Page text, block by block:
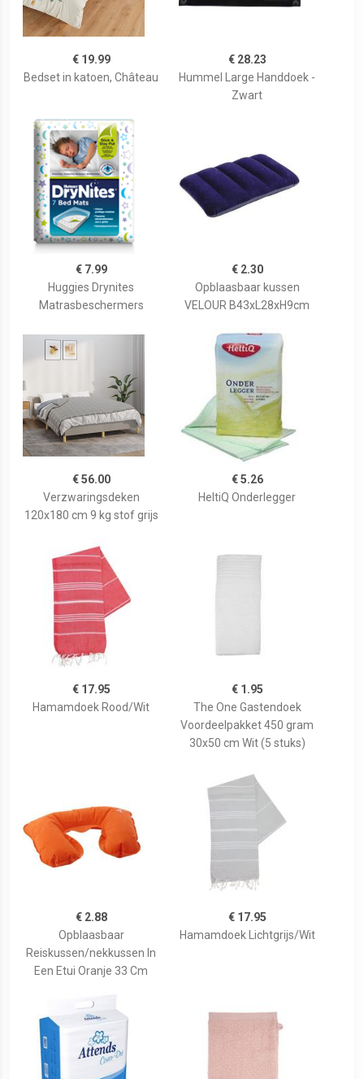
€ 19.99
Bedset in katoen, Château
€ 28.23
Hummel Large Handdoek -
Zwart
€ 7.99
Huggies Drynites
Matrasbeschermers
€ 2.30
Opblaasbaar kussen
VELOUR B43xL28xH9cm
€ 56.00
Verzwaringsdeken
120x180 cm 9 kg stof grijs
€ 5.26
HeltiQ Onderlegger
€ 17.95
Hamamdoek Rood/Wit
€ 1.95
The One Gastendoek
Voordeelpakket 450 gram
30x50 cm Wit (5 stuks)
€ 2.88
Opblaasbaar
Reiskussen/nekkussen In
Een Etui Oranje 33 Cm
€ 17.95
Hamamdoek Lichtgrijs/Wit